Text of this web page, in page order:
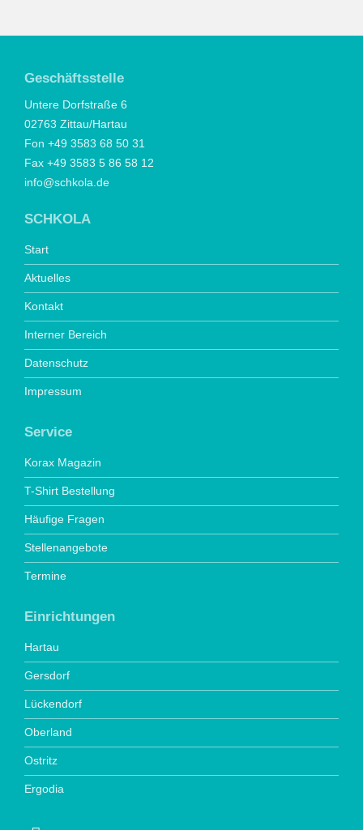
Geschäftsstelle
Untere Dorfstraße 6
02763 Zittau/Hartau
Fon +49 3583 68 50 31
Fax +49 3583 5 86 58 12
info@schkola.de
SCHKOLA
Start
Aktuelles
Kontakt
Interner Bereich
Datenschutz
Impressum
Service
Korax Magazin
T-Shirt Bestellung
Häufige Fragen
Stellenangebote
Termine
Einrichtungen
Hartau
Gersdorf
Lückendorf
Oberland
Ostritz
Ergodia